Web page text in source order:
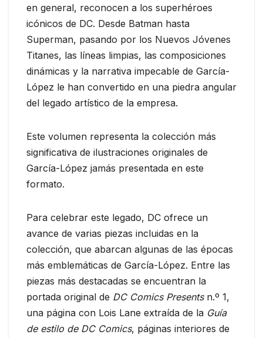
en general, reconocen a los superhéroes
icónicos de DC. Desde Batman hasta
Superman, pasando por los Nuevos Jóvenes
Titanes, las líneas limpias, las composiciones
dinámicas y la narrativa impecable de García-
López le han convertido en una piedra angular
del legado artístico de la empresa.
Este volumen representa la colección más
significativa de ilustraciones originales de
García-López jamás presentada en este
formato.
Para celebrar este legado, DC ofrece un
avance de varias piezas incluidas en la
colección, que abarcan algunas de las épocas
más emblemáticas de García-López. Entre las
piezas más destacadas se encuentran la
portada original de DC Comics Presentsn.º 1,
una página con Lois Lane extraída de la Guía
de estilo de DC Comics, páginas interiores de